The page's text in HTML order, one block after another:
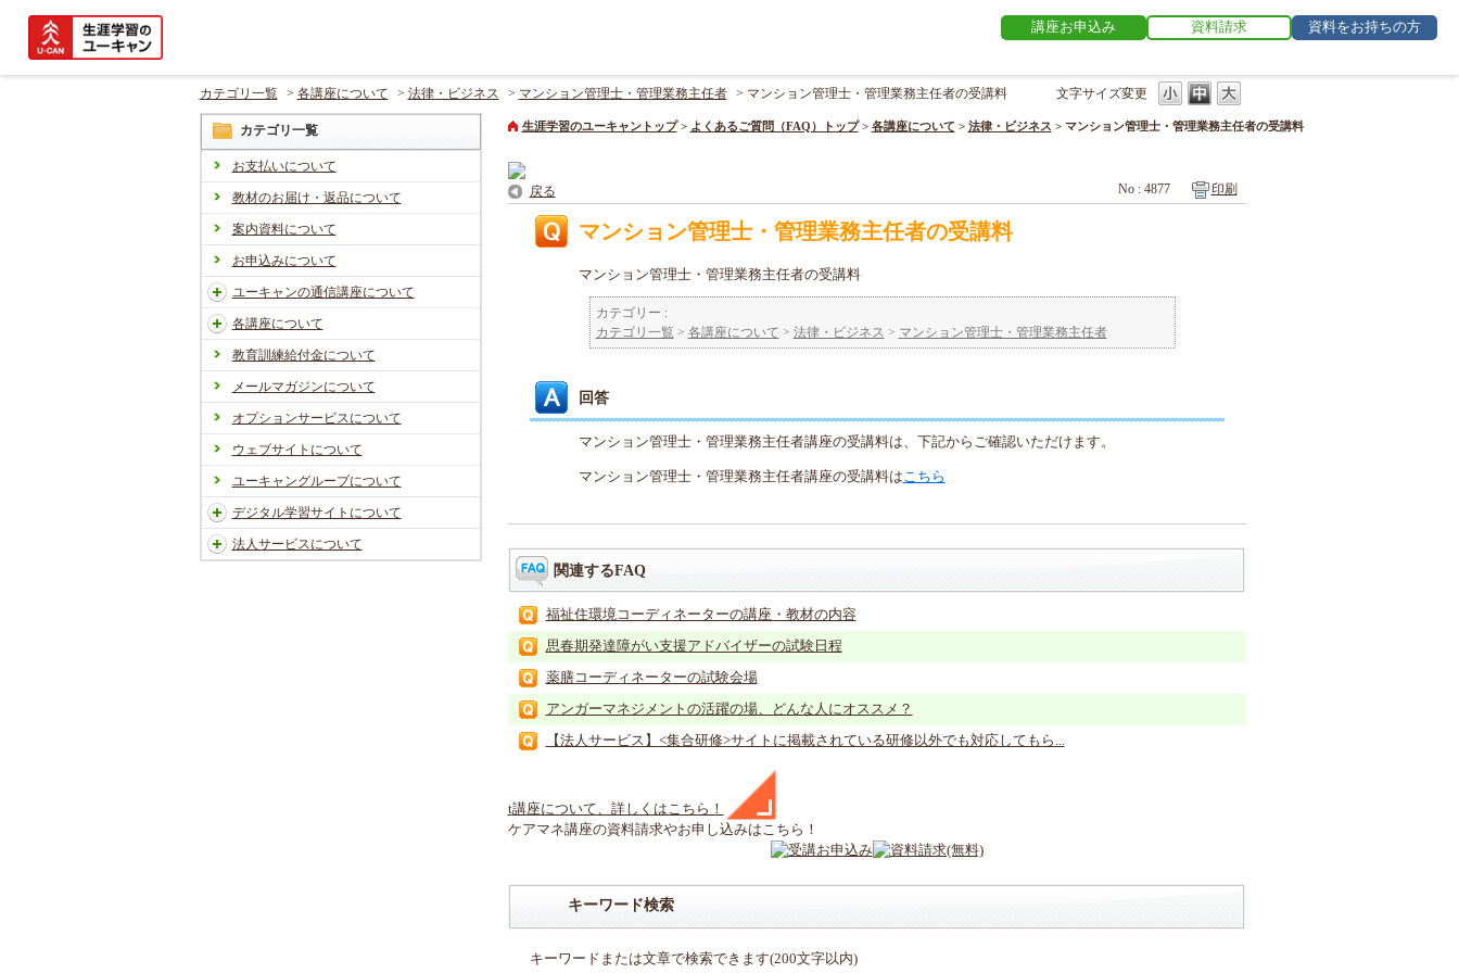
講座お申込み 資料請求 資料をお持ちの方
文字サイズ変更
カテゴリ一覧 > 各講座について > 法律・ビジネス > マンション管理士・管理業務主任者 > マンション管理士・管理業務主任者の受講料
カテゴリ一覧
お支払いについて
教材のお届け・返品について
案内資料について
お申込みについて
ユーキャンの通信講座について
各講座について
教育訓練給付金について
メールマガジンについて
オプションサービスについて
ウェブサイトについて
ユーキャングループについて
デジタル学習サイトについて
法人サービスについて
生涯学習のユーキャントップ > よくあるご質問（FAQ）トップ > 各講座について > 法律・ビジネス > マンション管理士・管理業務主任者の受講料
戻る No : 4877 印刷
マンション管理士・管理業務主任者の受講料
マンション管理士・管理業務主任者の受講料
カテゴリー :
カテゴリ一覧 > 各講座について > 法律・ビジネス > マンション管理士・管理業務主任者
回答
マンション管理士・管理業務主任者講座の受講料は、下記からご確認いただけます。
マンション管理士・管理業務主任者講座の受講料は こちら
関連するFAQ
福祉住環境コーディネーターの講座・教材の内容
思春期発達障がい支援アドバイザーの試験日程
薬膳コーディネーターの試験会場
アンガーマネジメントの活躍の場、どんな人にオススメ？
【法人サービス】<集合研修>サイトに掲載されている研修以外でも対応してもら...
t講座について、詳しくはこちら！
ケアマネ講座の資料請求やお申し込みはこちら！
キーワード検索
キーワードまたは文章で検索できます(200文字以内)